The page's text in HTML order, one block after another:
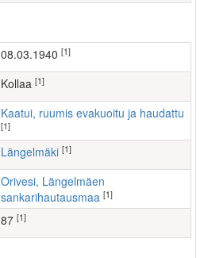
08.03.1940 [1]
Kollaa [1]
Kaatui, ruumis evakuoitu ja haudattu
[1]
Längelmäki [1]
Orivesi, Längelmäen
sankarihautausmaa [1]
87 [1]